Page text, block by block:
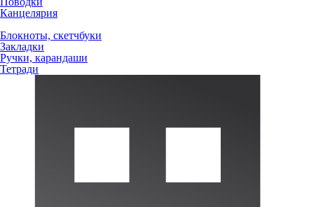
Канцелярия
Блокноты, скетчбуки
Закладки
Ручки, карандаши
Тетради